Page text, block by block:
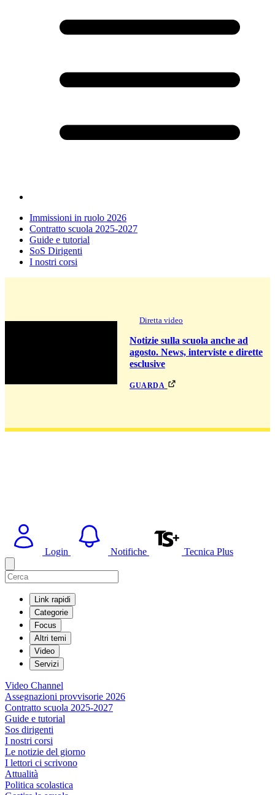
Immissioni in ruolo 2026
Contratto scuola 2025-2027
Guide e tutorial
SoS Dirigenti
I nostri corsi
Diretta video
Notizie sulla scuola anche ad
agosto. News, interviste e dirette
esclusive
guarda
Login Notifiche Tecnica Plus
Link rapidi
Categorie
Focus
Altri temi
Video
Servizi
Video Channel
Assegnazioni provvisorie 2026
Contratto scuola 2025-2027
Guide e tutorial
Sos dirigenti
I nostri corsi
Le notizie del giorno
I lettori ci scrivono
Attualità
Politica scolastica